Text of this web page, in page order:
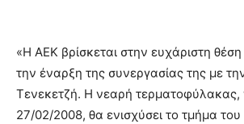
«Η ΑΕΚ βρίσκεται στην ευχάριστη
την έναρξη της συνεργασίας της με
Τενεκετζή. Η νεαρή τερματοφύλακας,
27/02/2008, θα ενισχύσει το τμήμα